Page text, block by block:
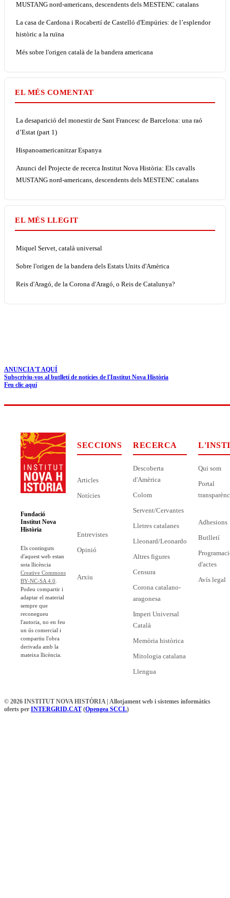
MUSTANG nord-americans, descendents dels MESTENC catalans
La casa de Cardona i Rocabertí de Castelló d'Empúries: de l’esplendor
històric a la ruïna
Més sobre l'origen català de la bandera americana
EL MÉS COMENTAT
La desaparició del monestir de Sant Francesc de Barcelona: una raó
d’Estat (part 1)
Hispanoamericanitzar Espanya
Anunci del Projecte de recerca Institut Nova Història: Els cavalls
MUSTANG nord-americans, descendents dels MESTENC catalans
EL MÉS LLEGIT
Miquel Servet, català universal
Sobre l'origen de la bandera dels Estats Units d'Amèrica
Reis d'Aragó, de la Corona d'Aragó, o Reis de Catalunya?
ANUNCIA'T AQUÍ
Subscriviu-vos al butlletí de notícies de l'Institut Nova Història
Feu clic aquí
Fundació
Institut Nova
Història
Els continguts
d'aquest web estan
sota llicència
Creative Commons
BY-NC-SA 4.0
Podeu compartir i
adaptar el material
sempre que
reconegueu
l'autoria, no en feu
un ús comercial i
compartiu l'obra
derivada amb la
mateixa llicència.
SECCIONS
Articles
Notícies
Entrevistes
Opinió
Arxiu
RECERCA
Descoberta
d'Amèrica
Colom
Servent/Cervantes
Lletres catalanes
Lleonard/Leonardo
Altres figures
Censura
Corona catalano-
aragonesa
Imperi Universal
Català
Memòria històrica
Mitologia catalana
Llengua
Qui som
Portal
Adhesions
Butlletí
d'actes
Avís legal
© 2026 INSTITUT NOVA HISTÒRIA | Allotjament web i sistemes informàtics
oferts per INTERGRID.CAT (Opengea SCCL)